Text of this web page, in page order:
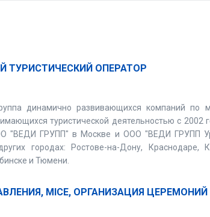
ТУРИСТИЧЕСКИЙ ОПЕРАТОР
динамично развивающихся компаний по
туристической деятельностью с 2002
"ВЕДИ ГРУПП" в Москве и ООО "ВЕДИ ГРУПП
городах: Ростове-на-Дону,
и Тюмени.
MICE, ОРГАНИЗАЦИЯ ЦЕРЕМОНИЙ